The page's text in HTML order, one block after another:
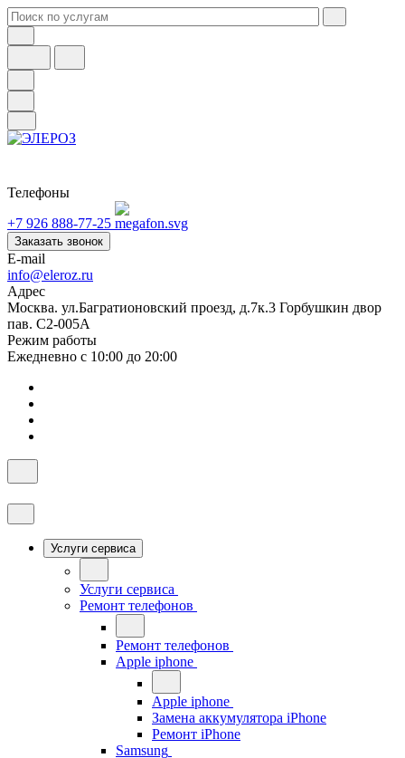
Телефоны
+7 926 888-77-25
Заказать звонок
E-mail
info@eleroz.ru
Адрес
Москва. ул.Багратионовский проезд, д.7к.3 Горбушкин двор
пав. C2-005A
Режим работы
Ежедневно с 10:00 до 20:00
Услуги сервиса
Услуги сервиса
Ремонт телефонов
Ремонт телефонов
Apple iphone
Apple iphone
Замена аккумулятора iPhone
Ремонт iPhone
Samsung